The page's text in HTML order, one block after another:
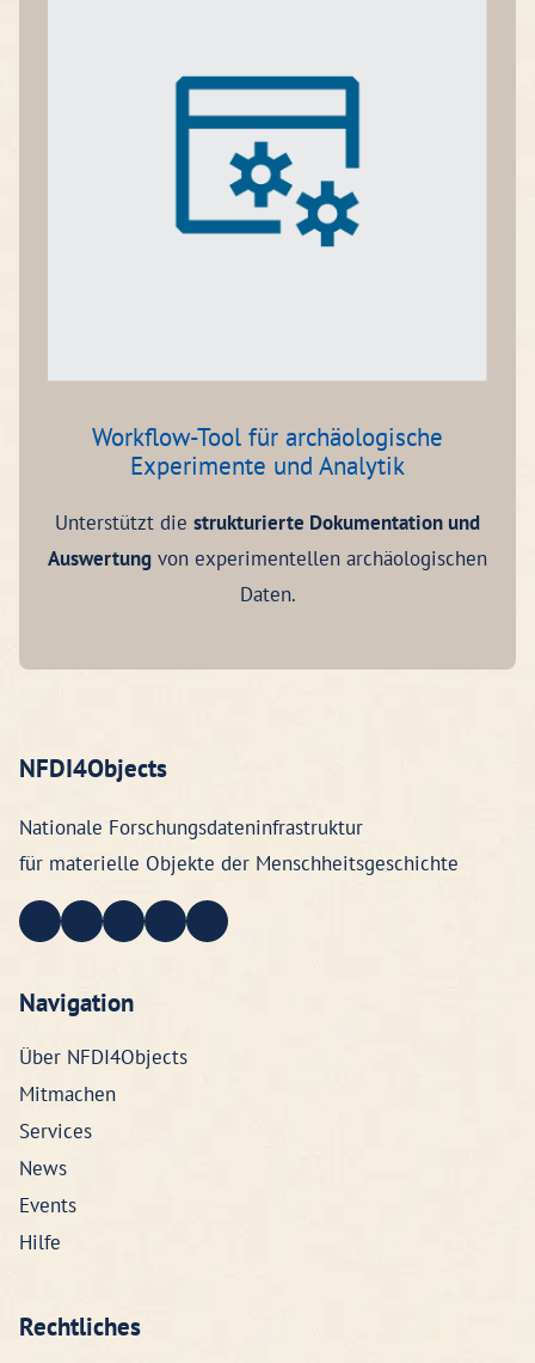
Workflow-Tool für archäologische
Experimente und Analytik
Unterstützt die strukturierte Dokumentation und
Auswertung von experimentellen archäologischen
Daten.
NFDI4Objects
Nationale Forschungsdateninfrastruktur
für materielle Objekte der Menschheitsgeschichte
Navigation
Über NFDI4Objects
Mitmachen
Services
News
Events
Hilfe
Rechtliches